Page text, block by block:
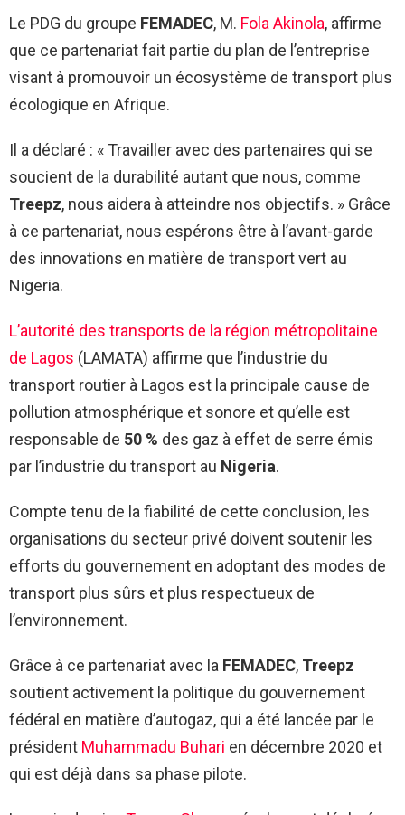
Le PDG du groupe FEMADEC, M. Fola Akinola, affirme
que ce partenariat fait partie du plan de l’entreprise
visant à promouvoir un écosystème de transport plus
écologique en Afrique.
Il a déclaré : « Travailler avec des partenaires qui se
soucient de la durabilité autant que nous, comme
Treepz, nous aidera à atteindre nos objectifs. » Grâce
à ce partenariat, nous espérons être à l’avant-garde
des innovations en matière de transport vert au
Nigeria.
L’autorité des transports de la région métropolitaine
de Lagos (LAMATA) affirme que l’industrie du
transport routier à Lagos est la principale cause de
pollution atmosphérique et sonore et qu’elle est
responsable de 50 % des gaz à effet de serre émis
par l’industrie du transport au Nigeria.
Compte tenu de la fiabilité de cette conclusion, les
organisations du secteur privé doivent soutenir les
efforts du gouvernement en adoptant des modes de
transport plus sûrs et plus respectueux de
l’environnement.
Grâce à ce partenariat avec la FEMADEC, Treepz
soutient activement la politique du gouvernement
fédéral en matière d’autogaz, qui a été lancée par le
président Muhammadu Buhari en décembre 2020 et
qui est déjà dans sa phase pilote.